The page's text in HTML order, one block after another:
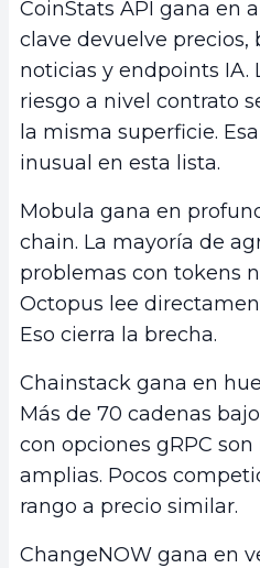
CoinStats API gana en
clave devuelve precios,
noticias y endpoints IA.
riesgo a nivel contrato
la misma superficie.
inusual en esta lista.
Mobula gana en
chain. La mayoría de
problemas con tokens
Octopus lee
Eso cierra la brecha.
Chainstack gana en
Más de 70 cadenas
con opciones gRPC
amplias. Pocos
rango a precio similar.
ChangeNOW gana en